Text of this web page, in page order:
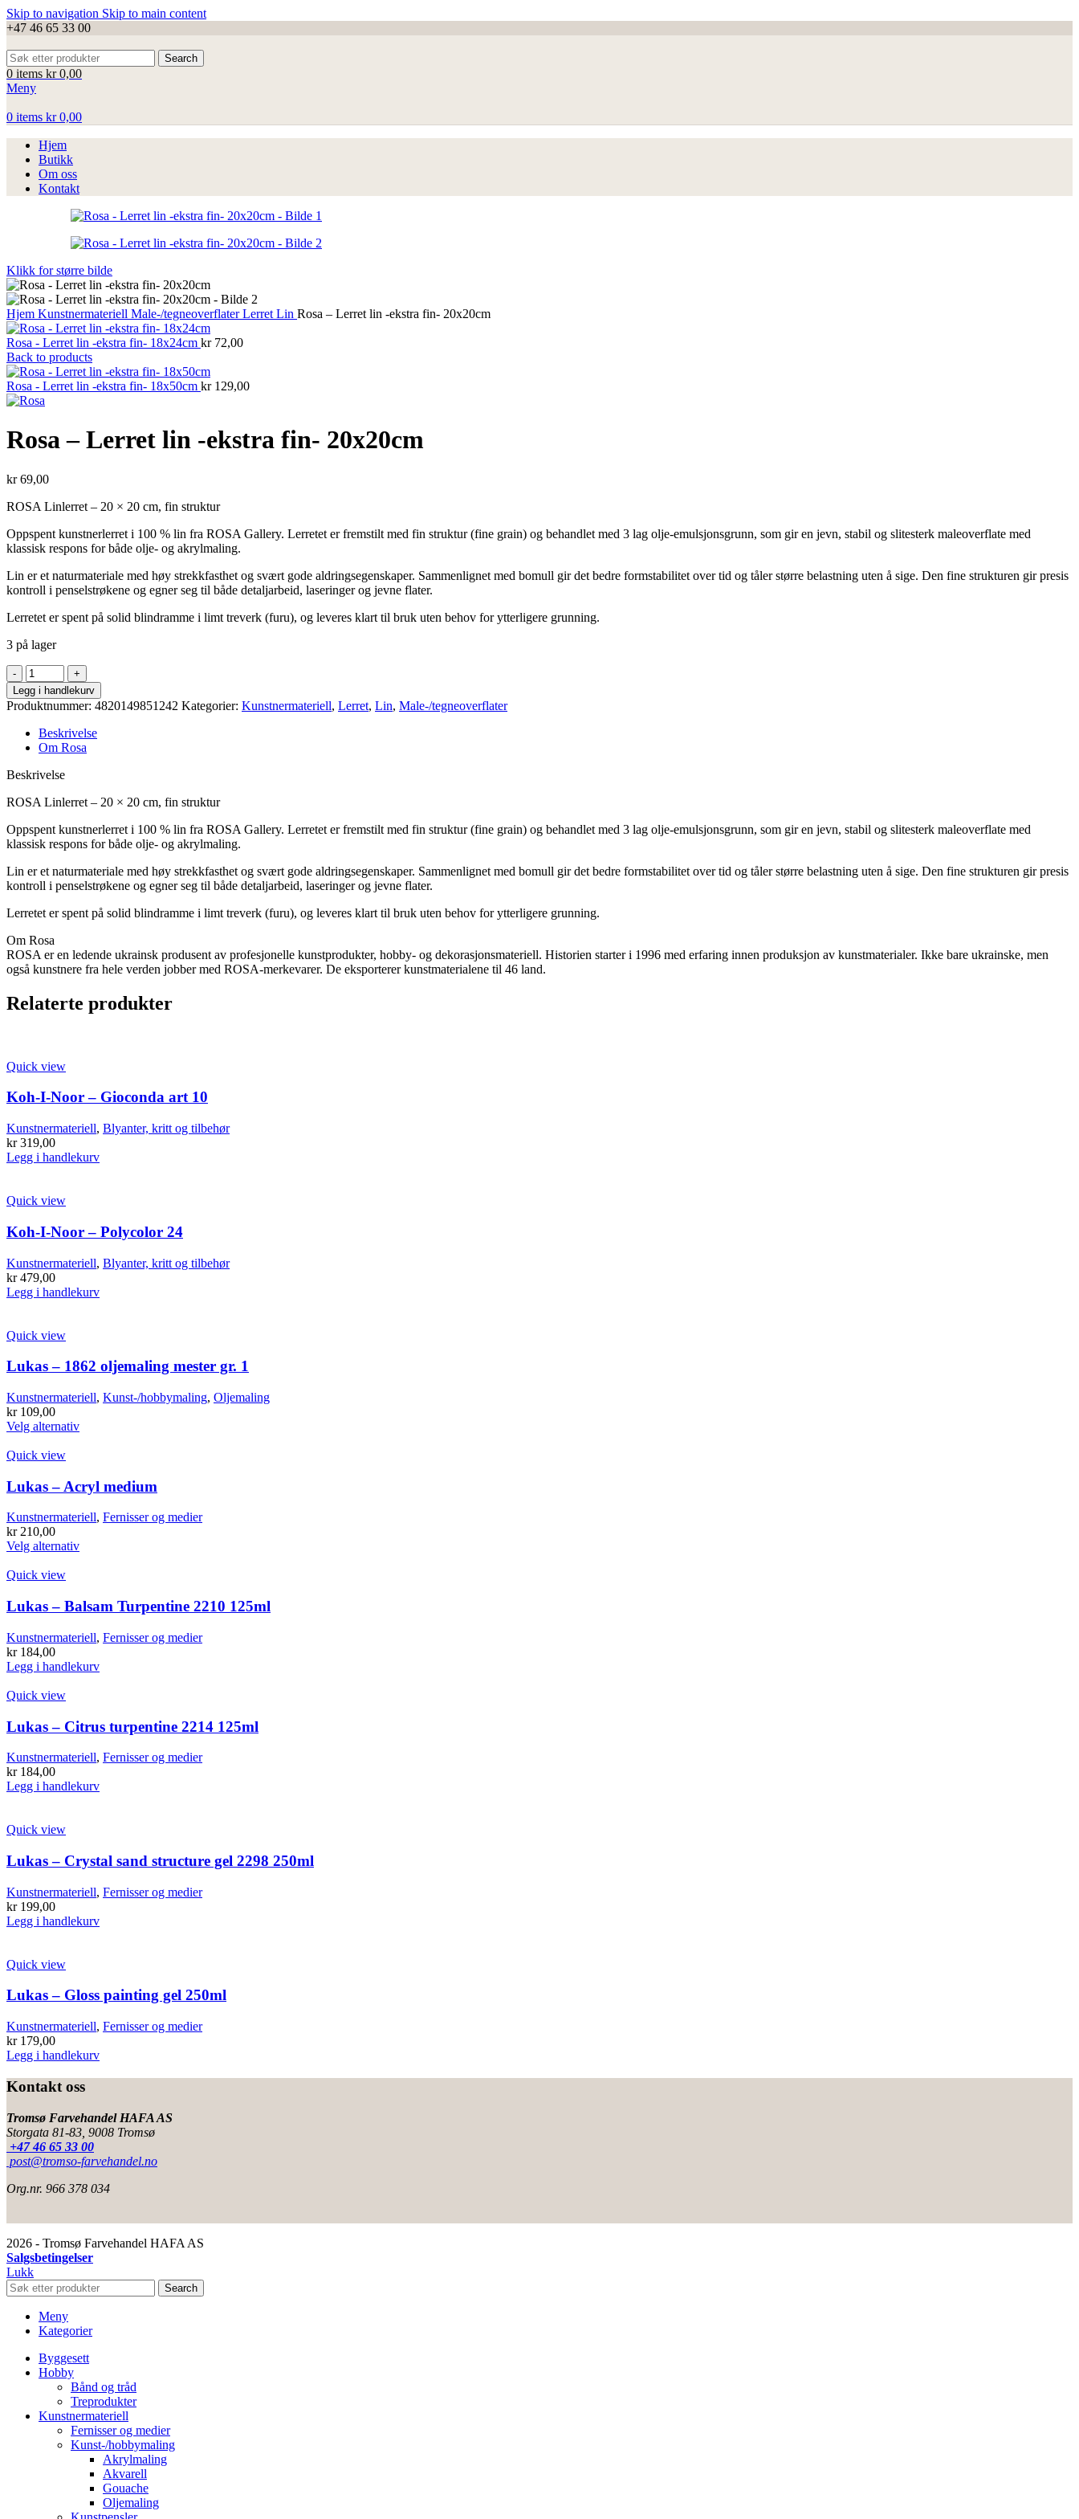
Skip to navigation Skip to main content
+47 46 65 33 00
Search
0 items kr0,00
Meny
0 items kr0,00
Hjem
Butikk
Om oss
Kontakt
Klikk for større bilde
Hjem Kunstnermateriell Male-/tegneoverflaterLerret Lin Rosa – Lerret lin -ekstra fin- 20x20cm
Rosa - Lerret lin -ekstra fin- 18x24cm kr72,00
Back to products
Rosa - Lerret lin -ekstra fin- 18x50cm kr129,00
Rosa – Lerret lin -ekstra fin- 20x20cm
kr69,00
ROSA Linlerret – 20 × 20 cm, fin struktur
Oppspent kunstnerlerret i 100 % lin fra ROSA Gallery. Lerretet er fremstilt med fin struktur (fine grain) og behandlet med 3 lag olje-emulsjonsgrunn, som gir en jevn, stabil og slitesterk maleoverflate med
klassisk respons for både olje- og akrylmaling.
Lin er et naturmateriale med høy strekkfasthet og svært gode aldringsegenskaper. Sammenlignet med bomull gir det bedre formstabilitet over tid og tåler større belastning uten å sige. Den fine strukturen gir presis
kontroll i penselstrøkene og egner seg til både detaljarbeid, laseringer og jevne flater.
Lerretet er spent på solid blindramme i limt treverk (furu), og leveres klart til bruk uten behov for ytterligere grunning.
3 på lager
Rosa
-
Lerret
lin
-
ekstra
fin-
20x20cm
Legg i handlekurv
Produktnummer: 4820149851242 Kategorier: Kunstnermateriell, Lerret, Lin, Male-/tegneoverflater
Beskrivelse
Om Rosa
Beskrivelse
ROSA Linlerret – 20 × 20 cm, fin struktur
Oppspent kunstnerlerret i 100 % lin fra ROSA Gallery. Lerretet er fremstilt med fin struktur (fine grain) og behandlet med 3 lag olje-emulsjonsgrunn, som gir en jevn, stabil og slitesterk maleoverflate med
klassisk respons for både olje- og akrylmaling.
Lin er et naturmateriale med høy strekkfasthet og svært gode aldringsegenskaper. Sammenlignet med bomull gir det bedre formstabilitet over tid og tåler større belastning uten å sige. Den fine strukturen gir presis
kontroll i penselstrøkene og egner seg til både detaljarbeid, laseringer og jevne flater.
Lerretet er spent på solid blindramme i limt treverk (furu), og leveres klart til bruk uten behov for ytterligere grunning.
Om Rosa
ROSA er en ledende ukrainsk produsent av profesjonelle kunstprodukter, hobby- og dekorasjonsmateriell. Historien starter i 1996 med erfaring innen produksjon av kunstmaterialer. Ikke bare ukrainske, men
også kunstnere fra hele verden jobber med ROSA-merkevarer. De eksporterer kunstmaterialene til 46 land.
Relaterte produkter
Quick view
Koh-I-Noor – Gioconda art 10
Kunstnermateriell, Blyanter, kritt og tilbehør
kr319,00
Legg i handlekurv
Quick view
Koh-I-Noor – Polycolor 24
Kunstnermateriell, Blyanter, kritt og tilbehør
kr479,00
Legg i handlekurv
Quick view
Lukas – 1862 oljemaling mester gr. 1
Kunstnermateriell, Kunst-/hobbymaling, Oljemaling
kr109,00
Velg alternativDette
varianter.
Alternativene
kan
velges
på
produktsiden
Quick view
Lukas – Acryl medium
Kunstnermateriell, Fernisser og medier
kr210,00
Velg alternativDette
varianter.
Alternativene
kan
velges
på
produktsiden
Quick view
Lukas – Balsam Turpentine 2210 125ml
Kunstnermateriell, Fernisser og medier
kr184,00
Legg i handlekurv
Quick view
Lukas – Citrus turpentine 2214 125ml
Kunstnermateriell, Fernisser og medier
kr184,00
Legg i handlekurv
Quick view
Lukas – Crystal sand structure gel 2298 250ml
Kunstnermateriell, Fernisser og medier
kr199,00
Legg i handlekurv
Quick view
Lukas – Gloss painting gel 250ml
Kunstnermateriell, Fernisser og medier
kr179,00
Legg i handlekurv
Kontakt oss
Tromsø Farvehandel HAFA AS
Storgata 81-83, 9008 Tromsø
+47 46 65 33 00
post@tromso-farvehandel.no
Org.nr. 966 378 034
2026 - Tromsø Farvehandel HAFA AS
Salgsbetingelser
Lukk
Search
Meny
Kategorier
Byggesett
Hobby
Bånd og tråd
Treprodukter
Kunstnermateriell
Fernisser og medier
Kunst-/hobbymaling
Akrylmaling
Akvarell
Gouache
Oljemaling